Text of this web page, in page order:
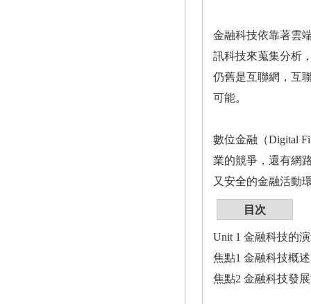
金融科技依靠著雲
訊科技來蒐集分析
仍舊是互聯網，互
可能。
數位金融（Digital
業的競爭，還有網
又安全的金融活動
目次
Unit 1 金融科技的
焦點1 金融科技概述
焦點2 金融科技發